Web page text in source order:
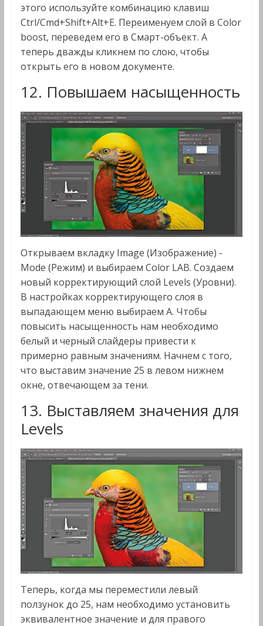
этого используйте комбинацию клавиш
Ctrl/Cmd+Shift+Alt+E. Переименуем слой в Color
boost, переведем его в Смарт-объект. А
теперь дважды кликнем по слою, чтобы
открыть его в новом документе.
12. Повышаем насыщенность
Открываем вкладку Image (Изображение) -
Mode (Режим) и выбираем Color LAB. Создаем
новый корректирующий слой Levels (Уровни).
В настройках корректирующего слоя в
выпадающем меню выбираем A. Чтобы
повысить насыщенность нам необходимо
белый и черный слайдеры привести к
примерно равным значениям. Начнем с того,
что выставим значение 25 в левом нижнем
окне, отвечающем за тени.
13. Выставляем значения для
Levels
Теперь, когда мы переместили левый
ползунок до 25, нам необходимо установить
эквивалентное значение и для правого